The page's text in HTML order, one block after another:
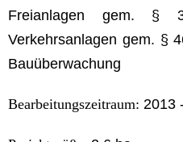
Freianlagen gem.
Verkehrsanlagen gem. §
Bauüberwachung
Bearbeitungszeitraum: 2013